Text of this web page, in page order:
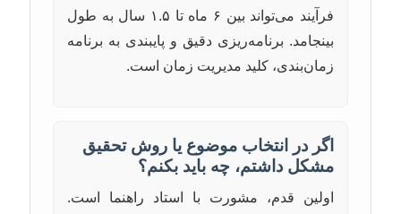
فرآیند می‌تواند بین ۶ ماه تا ۱.۵ سال به طول
بینجامد. برنامه‌ریزی دقیق و پایبندی به برنامه
زمان‌بندی، کلید مدیریت زمان است.
اگر در انتخاب موضوع یا روش تحقیق
مشکل داشتم، چه باید بکنم؟
اولین قدم، مشورت با استاد راهنما است.